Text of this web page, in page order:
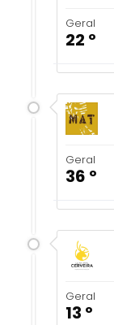
Geral
22 º
Geral
36 º
Geral
13 º